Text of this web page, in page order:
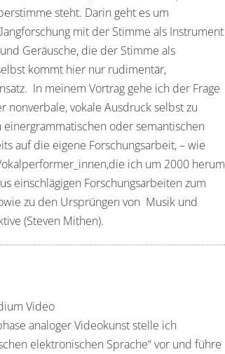
steht. Darin geht es um
mit der Stimme als Instrument
Geräusche, die der Stimme als
kommt hier nur rudimentär,
In meinem Vortrag gehe ich der Frage
nonverbale, vokale Ausdruck selbst zu
oder semantischen
auf die eigene Forschungsarbeit, – wie
ich um 2000 herum
einschlägigen Forschungsarbeiten zum
zu den Ursprüngen von Musik und
(Steven Mithen).
Video
analoger Videokunst stelle ich
elektronischen Sprache“ vor und führe